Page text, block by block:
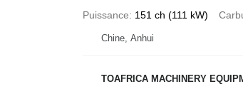
Puissance
151 ch (111 kW)
Chine, Anhui
TOAFRICA MACHINERY